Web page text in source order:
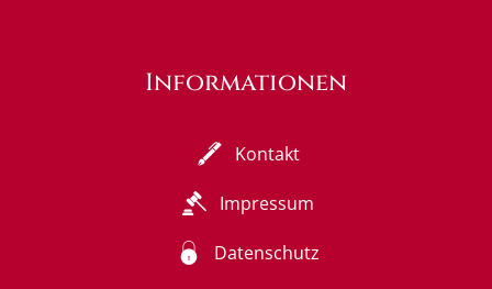
Informationen
Kontakt
Impressum
Datenschutz